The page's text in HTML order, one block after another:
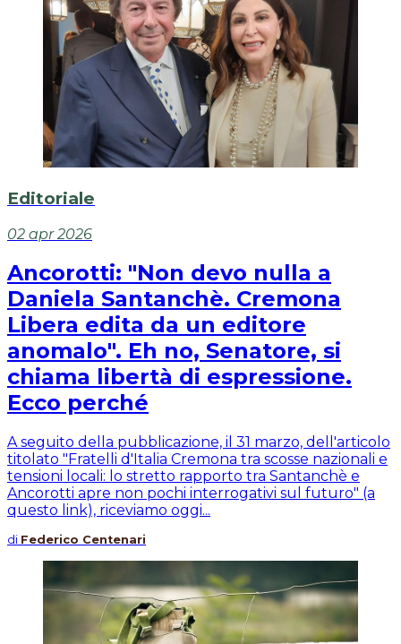
Editoriale
02 apr 2026
Ancorotti: "Non devo nulla a
Daniela Santanchè. Cremona
Libera edita da un editore
anomalo". Eh no, Senatore, si
chiama libertà di espressione.
Ecco perché
A seguito della pubblicazione, il 31 marzo, dell'articolo
titolato "Fratelli d'Italia Cremona tra scosse nazionali e
tensioni locali: lo stretto rapporto tra Santanchè e
Ancorotti apre non pochi interrogativi sul futuro" (a
questo link), riceviamo oggi...
di Federico Centenari